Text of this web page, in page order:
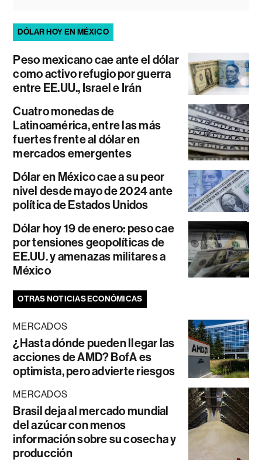
DÓLAR HOY EN MÉXICO
Peso mexicano cae ante el dólar
como activo refugio por guerra
entre EE.UU., Israel e Irán
Cuatro monedas de
Latinoamérica, entre las más
fuertes frente al dólar en
mercados emergentes
Dólar en México cae a su peor
nivel desde mayo de 2024 ante
política de Estados Unidos
Dólar hoy 19 de enero: peso cae
por tensiones geopolíticas de
EE.UU. y amenazas militares a
México
OTRAS NOTICIAS ECONÓMICAS
MERCADOS
¿Hasta dónde pueden llegar las
acciones de AMD? BofA es
optimista, pero advierte riesgos
MERCADOS
Brasil deja al mercado mundial
del azúcar con menos
información sobre su cosecha y
producción